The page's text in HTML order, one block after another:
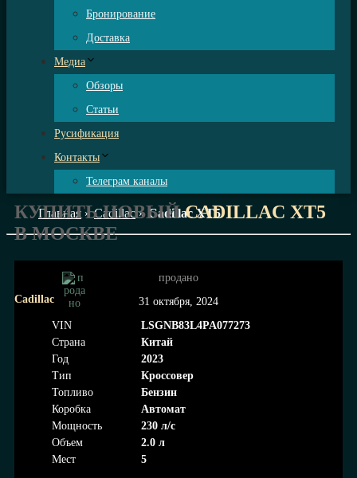
Бронирование
Доставка
Медиа
Обзоры
Статьи
Русификация
Контакты
Телеграм каналы
Главная»Cadillac» Cadillac XT5
КУПИТЬ НОВЫЙCADILLAC XT5
В МОСКВЕ
продано
31 октября, 2024
Cadillac
VIN
LSGNB83L4PA077273
Страна
Китай
Год
2023
Тип
Кроссовер
Топливо
Бензин
Коробка
Автомат
Мощность
230 л/с
Объем
2.0 л
Мест
5